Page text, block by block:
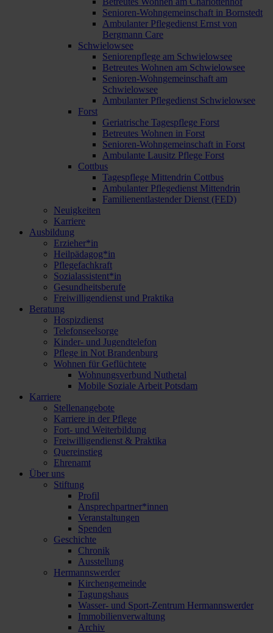
Senioren-Wohngemeinschaft in Bornstedt
Ambulanter Pflegedienst Ernst von
Bergmann Care
Schwielowsee
Seniorenpflege am Schwielowsee
Betreutes Wohnen am Schwielowsee
Senioren-Wohngemeinschaft am
Schwielowsee
Ambulanter Pflegedienst Schwielowsee
Forst
Geriatrische Tagespflege Forst
Betreutes Wohnen in Forst
Senioren-Wohngemeinschaft in Forst
Ambulante Lausitz Pflege Forst
Cottbus
Tagespflege Mittendrin Cottbus
Ambulanter Pflegedienst Mittendrin
Familienentlastender Dienst (FED)
Neuigkeiten
Karriere
Ausbildung
Erzieher*in
Heilpädagog*in
Pflegefachkraft
Sozialassistent*in
Gesundheitsberufe
Freiwilligendienst und Praktika
Beratung
Hospizdienst
Telefonseelsorge
Kinder- und Jugendtelefon
Pflege in Not Brandenburg
Wohnen für Geflüchtete
Wohnungsverbund Nuthetal
Mobile Soziale Arbeit Potsdam
Karriere
Stellenangebote
Karriere in der Pflege
Fort- und Weiterbildung
Freiwilligendienst & Praktika
Quereinstieg
Ehrenamt
Über uns
Stiftung
Profil
Ansprechpartner*innen
Veranstaltungen
Spenden
Geschichte
Chronik
Ausstellung
Hermannswerder
Kirchengemeinde
Tagungshaus
Wasser- und Sport-Zentrum Hermannswerder
Immobilienverwaltung
Archiv